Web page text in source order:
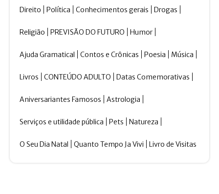
Direito Política Conhecimentos gerais Drogas
Religião PREVISÃO DO FUTURO Humor
Ajuda Gramatical Contos e Crônicas Poesia Música
Livros CONTEÚDO ADULTO Datas Comemorativas
Aniversariantes Famosos Astrologia
Serviços e utilidade pública Pets Natureza
O Seu Dia Natal Quanto Tempo Ja Vivi Livro de Visitas